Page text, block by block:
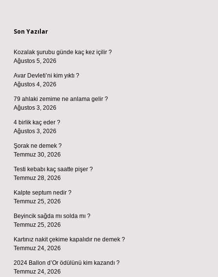
Son Yazılar
Kozalak şurubu günde kaç kez içilir ?
Ağustos 5, 2026
Avar Devleti’ni kim yıktı ?
Ağustos 4, 2026
79 ahlaki zemime ne anlama gelir ?
Ağustos 3, 2026
4 birlik kaç eder ?
Ağustos 3, 2026
Şorak ne demek ?
Temmuz 30, 2026
Testi kebabı kaç saatte pişer ?
Temmuz 28, 2026
Kalpte septum nedir ?
Temmuz 25, 2026
Beyincik sağda mı solda mı ?
Temmuz 25, 2026
Kartınız nakit çekime kapalıdır ne demek ?
Temmuz 24, 2026
2024 Ballon d’Or ödülünü kim kazandı ?
Temmuz 24, 2026